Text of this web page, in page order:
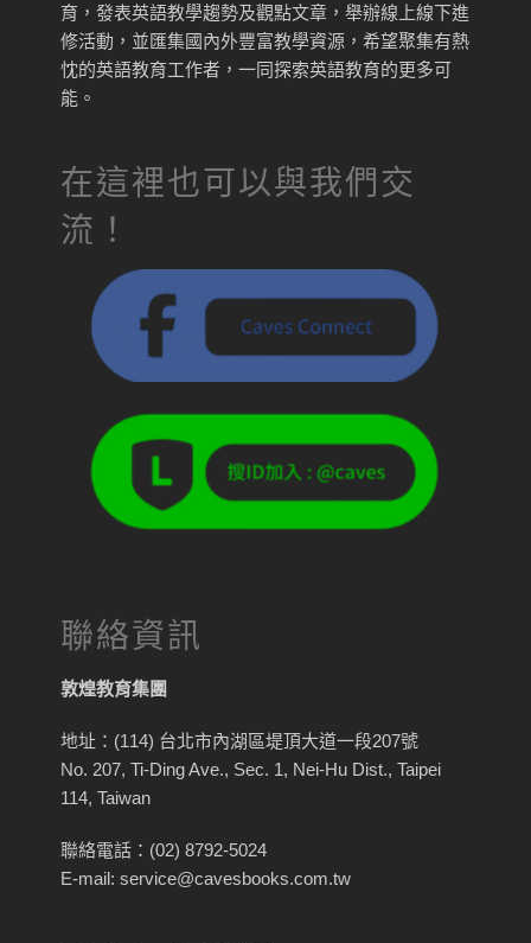
育，發表英語教學趨勢及觀點文章，舉辦線上線下進
修活動，並匯集國內外豐富教學資源，希望聚集有熱
忱的英語教育工作者，一同探索英語教育的更多可
能。
在這裡也可以與我們交
流！
聯絡資訊
敦煌教育集團
地址：(114) 台北市內湖區堤頂大道一段207號
No. 207, Ti-Ding Ave., Sec. 1, Nei-Hu Dist., Taipei
114, Taiwan
聯絡電話：(02) 8792-5024
E-mail: service@cavesbooks.com.tw